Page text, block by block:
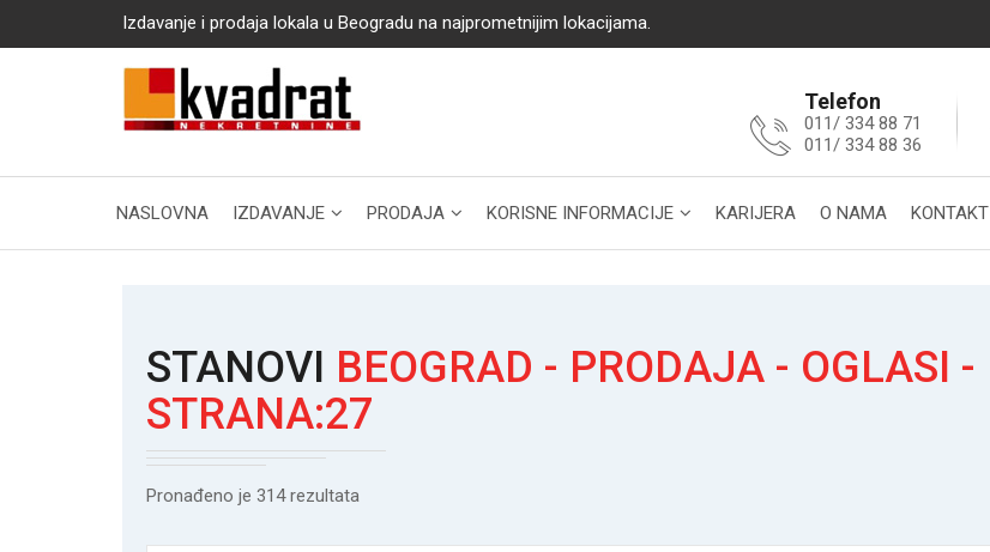
Izdavanje i prodaja lokala u Beogradu na najprometnijim lokacijama.
Telefon
011/ 334 88 71
011/ 334 88 36
NASLOVNA IZDAVANJE PRODAJA KORISNE INFORMACIJE KARIJERA O NAMA KONTAKT
STANOVI BEOGRAD - PRODAJA - OGLASI -
STRANA:27
Pronađeno je 314 rezultata